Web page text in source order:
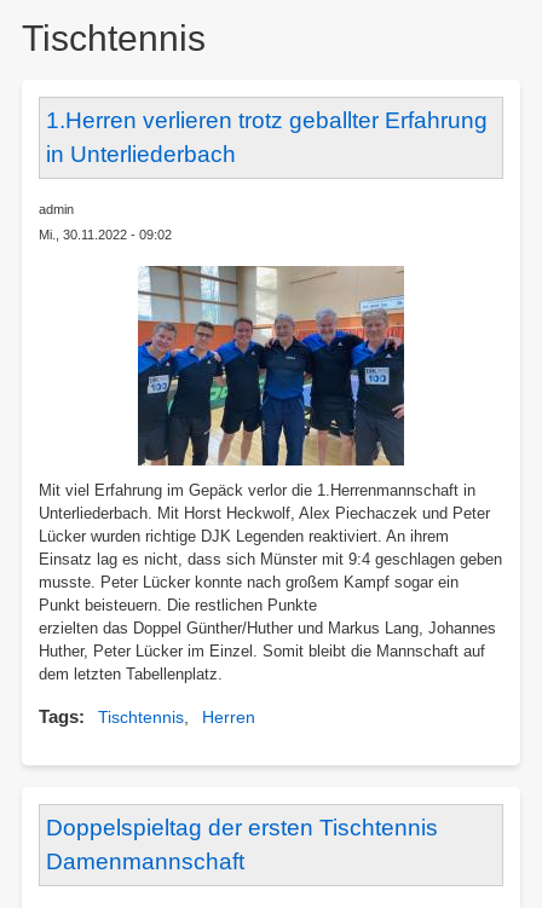
Tischtennis
1.Herren verlieren trotz geballter Erfahrung
in Unterliederbach
admin
Mi., 30.11.2022 - 09:02
Mit viel Erfahrung im Gepäck verlor die 1.Herrenmannschaft in
Unterliederbach. Mit Horst Heckwolf, Alex Piechaczek und Peter
Lücker wurden richtige DJK Legenden reaktiviert. An ihrem
Einsatz lag es nicht, dass sich Münster mit 9:4 geschlagen geben
musste. Peter Lücker konnte nach großem Kampf sogar ein
Punkt beisteuern. Die restlichen Punkte
erzielten das Doppel Günther/Huther und Markus Lang, Johannes
Huther, Peter Lücker im Einzel. Somit bleibt die Mannschaft auf
dem letzten Tabellenplatz.
Tags Tischtennis Herren
Doppelspieltag der ersten Tischtennis
Damenmannschaft